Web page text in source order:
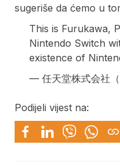
sugeriše da ćemo u
This is Furukawa,
Nintendo Switch
existence of
— 任天堂株式会社
Podijeli vijest na: